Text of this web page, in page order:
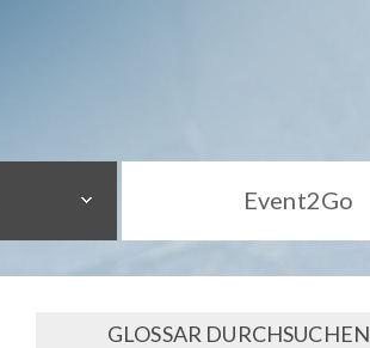
Event2Go
GLOSSAR DURCHSUCHEN